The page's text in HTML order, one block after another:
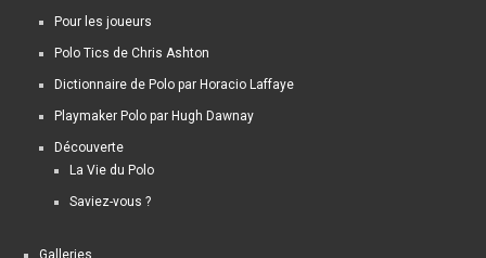
Pour les joueurs
Polo Tics de Chris Ashton
Dictionnaire de Polo par Horacio Laffaye
Playmaker Polo par Hugh Dawnay
Découverte
La Vie du Polo
Saviez-vous ?
Galleries